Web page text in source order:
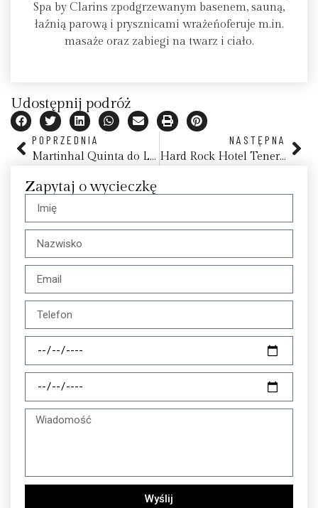
Spa by Clarins zpodgrzewanym basenem, sauną,
łaźnią parową i prysznicami wrażeńoferuje m.in.
masaże oraz zabiegi na twarz i ciało.
Udostępnij podróż
POPRZEDNIA
Martinhal Quinta do Lago Family Resort, Algarve
NASTĘPNA
Hard Rock Hotel Tenerife
Zapytaj o wycieczkę
Wyślij